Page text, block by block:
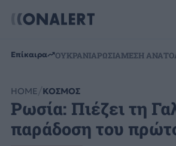
Επίκαιρα ΟΥΚΡΑΝΙΑΡΩΣΙΑΜΕΣΗ
HOME ΚΟΣΜΟΣ
Ρωσία: Πιέζει τη
παράδοση του